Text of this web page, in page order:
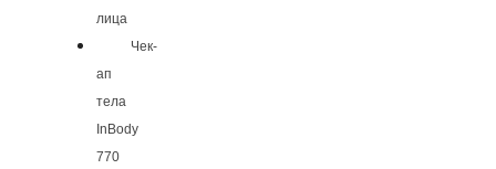
лица
Чек-
ап
тела
InBody
770